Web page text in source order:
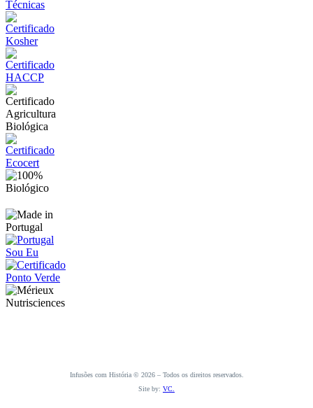
Infusões com História © 2026 – Todos os direitos reservados.
Site by: VC.